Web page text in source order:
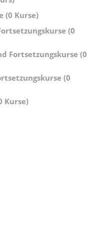
(0 Kurse)
(0
Fortsetzungskurse (0
(0
Kurse)